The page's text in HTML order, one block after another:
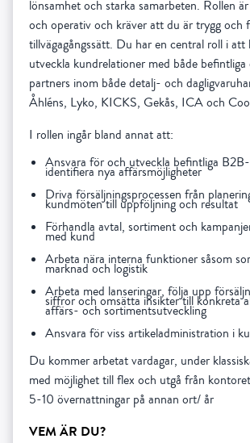
lönsamhet och starka samarbeten. Rollen
och operativ och kräver att du är trygg och
tillvägagångssätt. Du har en central roll i att
utveckla kundrelationer med både befintliga
partners inom både detalj- och
Åhléns, Lyko, KICKS, Gekås, ICA och
I rollen ingår bland annat att:
Ansvara för och utveckla befintliga
identifiera nya affärsmöjligheter
Driva försäljningsprocessen från
kundmöten till uppföljning och resultat
Förhandla avtal, sortiment och
med kund
Arbeta nära interna funktioner såsom
marknad och logistik
Arbeta med lanseringar, följa upp
siffror och omsätta insikter till konkreta
affärs- och sortimentsutveckling
Ansvara för viss artikeladministration i
Du kommer arbetat vardagar, under
med möjlighet till flex och utgå från
5-10 övernattningar på annan ort/ år
VEM ÄR DU?